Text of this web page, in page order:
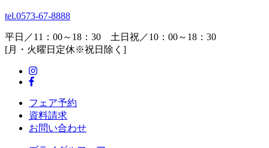
tel.0573-67-8888
平日／11：00～18：30 土日祝／10：00～18：30
[月・火曜日定休※祝日除く]
フェア予約
資料請求
お問い合わせ